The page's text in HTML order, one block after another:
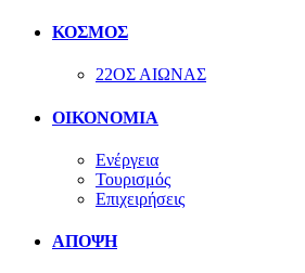
ΚΟΣΜΟΣ
22ΟΣ ΑΙΩΝΑΣ
ΟΙΚΟΝΟΜΙΑ
Ενέργεια
Τουρισμός
Επιχειρήσεις
ΑΠΟΨΗ